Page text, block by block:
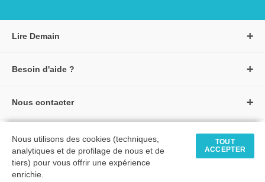
Lire Demain
Créer un compte
★ Avis clients vérifiés
Besoin d'aide ?
Livraisons et retours
Tarifs négociés
Comment passer commande
Nous contacter
Formulaire de contact
Siège social
Tous nos livres
Livres petite enfance
Livres maternelle
Nous utilisons des cookies (techniques,
analytiques et de profilage de nous et de
tiers) pour vous offrir une expérience
enrichie.
TOUT
ACCEPTER